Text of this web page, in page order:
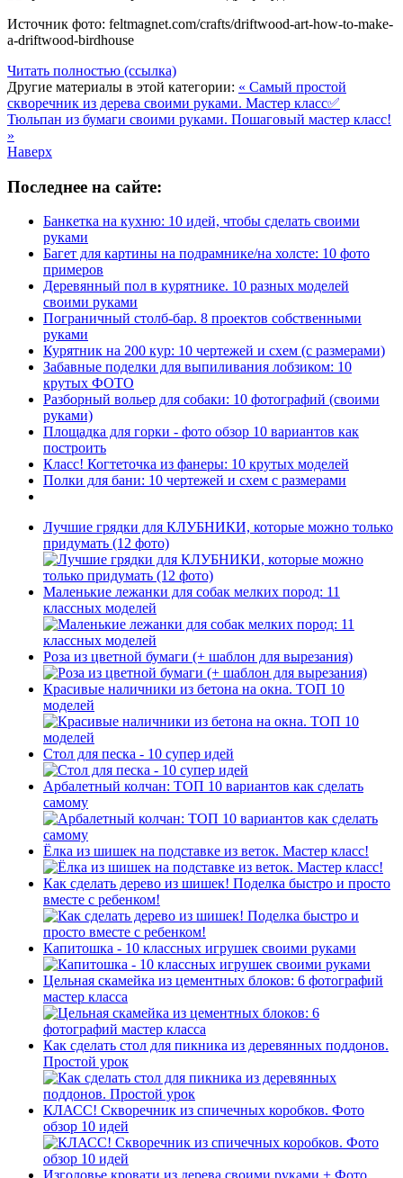
Источник фото: feltmagnet.com/crafts/driftwood-art-how-to-make-
a-driftwood-birdhouse
Читать полностью (ссылка)
Другие материалы в этой категории: « Самый простой
скворечник из дерева своими руками. Мастер класс✅
Тюльпан из бумаги своими руками. Пошаговый мастер класс!
»
Наверх
Последнее на сайте:
Банкетка на кухню: 10 идей, чтобы сделать своими
руками
Багет для картины на подрамнике/на холсте: 10 фото
примеров
Деревянный пол в курятнике. 10 разных моделей
своими руками
Пограничный столб-бар. 8 проектов собственными
руками
Курятник на 200 кур: 10 чертежей и схем (с размерами)
Забавные поделки для выпиливания лобзиком: 10
крутых ФОТО
Разборный вольер для собаки: 10 фотографий (своими
руками)
Площадка для горки - фото обзор 10 вариантов как
построить
Класс! Когтеточка из фанеры: 10 крутых моделей
Полки для бани: 10 чертежей и схем с размерами
Лучшие грядки для КЛУБНИКИ, которые можно только
придумать (12 фото)
Маленькие лежанки для собак мелких пород: 11
классных моделей
Роза из цветной бумаги (+ шаблон для вырезания)
Красивые наличники из бетона на окна. ТОП 10
моделей
Стол для песка - 10 супер идей
Арбалетный колчан: ТОП 10 вариантов как сделать
самому
Ёлка из шишек на подставке из веток. Мастер класс!
Как сделать дерево из шишек! Поделка быстро и просто
вместе с ребенком!
Капитошка - 10 классных игрушек своими руками
Цельная скамейка из цементных блоков: 6 фотографий
мастер класса
Как сделать стол для пикника из деревянных поддонов.
Простой урок
КЛАСС! Скворечник из спичечных коробков. Фото
обзор 10 идей